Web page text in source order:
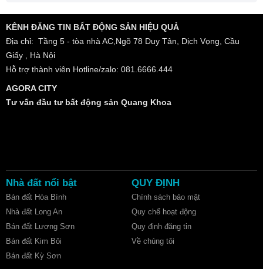
KÊNH ĐĂNG TIN BẤT ĐỘNG SẢN HIỆU QUẢ
Địa chỉ: Tầng 5 - tòa nhà AC,Ngõ 78 Duy Tân, Dịch Vọng, Cầu
Giấy , Hà Nội
Hỗ trợ thành viên Hotline/zalo: 081.6666.444
AGORA CITY
Tư vấn đầu tư bất động sản Quang Khoa
Nhà đất nổi bật
Bán đất Hòa Bình
Nhà đất Long An
Bán đất Lương Sơn
Bán đất Kim Bôi
Bán đất Kỳ Sơn
QUY ĐỊNH
Chính sách bảo mật
Quy chế hoạt động
Quy định đăng tin
Về chúng tôi